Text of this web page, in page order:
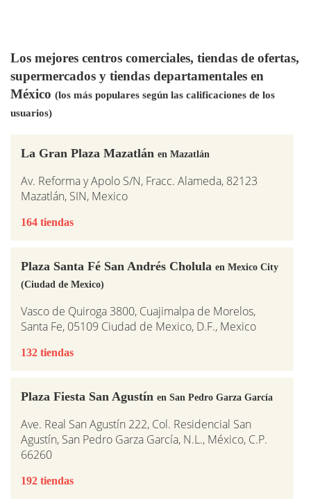
Los mejores centros comerciales, tiendas de ofertas,
supermercados y tiendas departamentales en
México (los más populares según las calificaciones de los
usuarios)
La Gran Plaza Mazatlán en Mazatlán
Av. Reforma y Apolo S/N, Fracc. Alameda, 82123
Mazatlán, SIN, Mexico
164 tiendas
Plaza Santa Fé San Andrés Cholula en Mexico City
(Ciudad de Mexico)
Vasco de Quiroga 3800, Cuajimalpa de Morelos,
Santa Fe, 05109 Ciudad de Mexico, D.F., Mexico
132 tiendas
Plaza Fiesta San Agustín en San Pedro Garza García
Ave. Real San Agustín 222, Col. Residencial San
Agustín, San Pedro Garza García, N.L., México, C.P.
66260
192 tiendas